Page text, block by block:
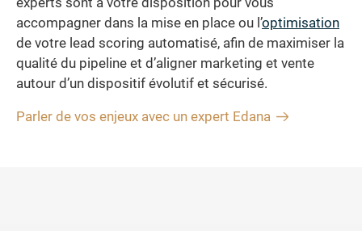
accompagner dans la mise en place ou l’optimisation
de votre lead scoring automatisé, afin de maximiser la
qualité du pipeline et d’aligner marketing et vente
autour d’un dispositif évolutif et sécurisé.
Parler de vos enjeux avec un expert Edana